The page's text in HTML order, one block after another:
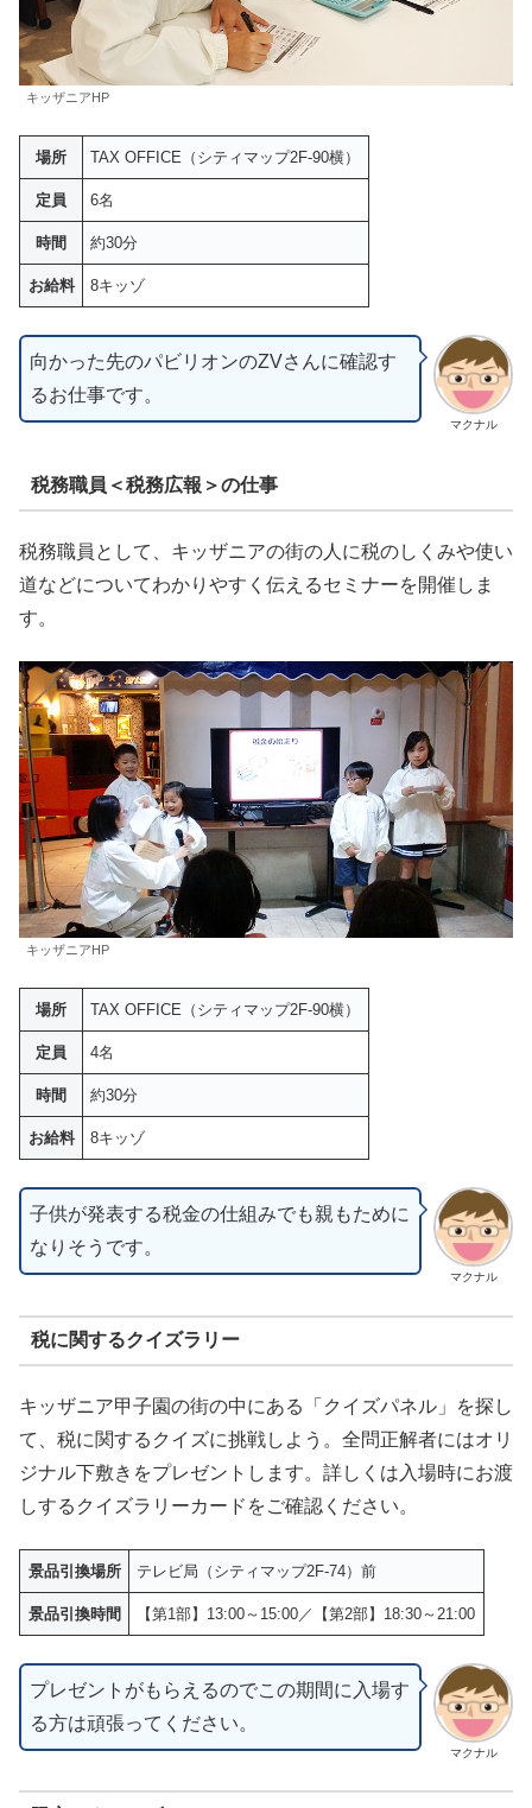
キッザニアHP
場所 TAX OFFICE（シティマップ2F-90横）
定員 6名
時間 約30分
お給料 8キッゾ
マクナル
向かった先のパビリオンのZVさんに確認す
るお仕事です。
税務職員＜税務広報＞の仕事
税務職員として、キッザニアの街の人に税のしくみや使い
道などについてわかりやすく伝えるセミナーを開催しま
す。
キッザニアHP
場所 TAX OFFICE（シティマップ2F-90横）
定員 4名
時間 約30分
お給料 8キッゾ
マクナル
子供が発表する税金の仕組みでも親もために
なりそうです。
税に関するクイズラリー
キッザニア甲子園の街の中にある「クイズパネル」を探し
て、税に関するクイズに挑戦しよう。全問正解者にはオリ
ジナル下敷きをプレゼントします。詳しくは入場時にお渡
しするクイズラリーカードをご確認ください。
景品引換場所 テレビ局（シティマップ2F-74）前
景品引換時間 【第1部】13:00～15:00／【第2部】18:30～21:00
マクナル
プレゼントがもらえるのでこの期間に入場す
る方は頑張ってください。